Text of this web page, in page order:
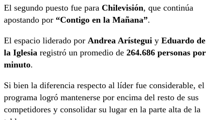
El segundo puesto fue para Chilevisión, que continúa
apostando por “Contigo en la Mañana”.
El espacio liderado por Andrea Arístegui y Eduardo de
la Iglesia registró un promedio de 264.686 personas por
minuto.
Si bien la diferencia respecto al líder fue considerable, el
programa logró mantenerse por encima del resto de sus
competidores y consolidar su lugar en la parte alta de la